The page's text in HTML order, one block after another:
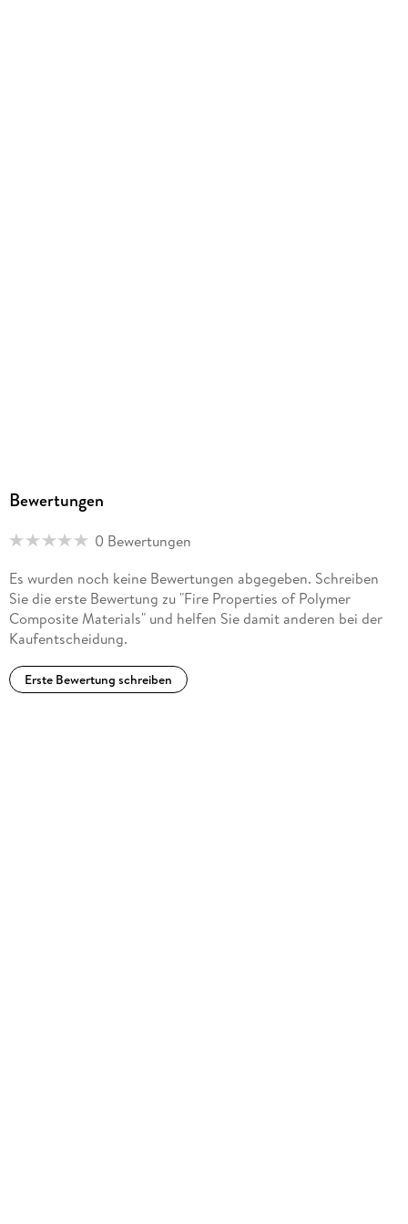
Bewertungen
0 Bewertungen
Es wurden noch keine Bewertungen abgegeben. Schreiben
Sie die erste Bewertung zu "Fire Properties of Polymer
Composite Materials" und helfen Sie damit anderen bei der
Kaufentscheidung.
Erste Bewertung schreiben